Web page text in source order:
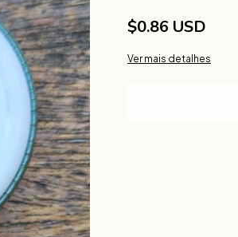
$0.86 USD
Ver mais detalhes